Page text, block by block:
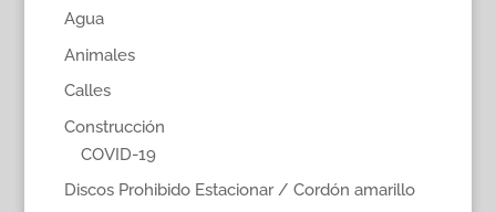
Agua
Animales
Calles
Construcción
COVID-19
Discos Prohibido Estacionar / Cordón amarillo